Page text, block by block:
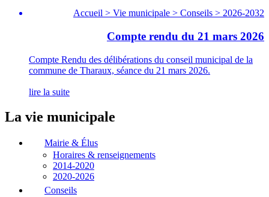
Accueil > Vie municipale > Conseils > 2026-2032
Compte rendu du 21 mars 2026
Compte Rendu des délibérations du conseil municipal de la
commune de Tharaux, séance du 21 mars 2026.
lire la suite
La vie municipale
Mairie & Élus
Horaires & renseignements
2014-2020
2020-2026
Conseils